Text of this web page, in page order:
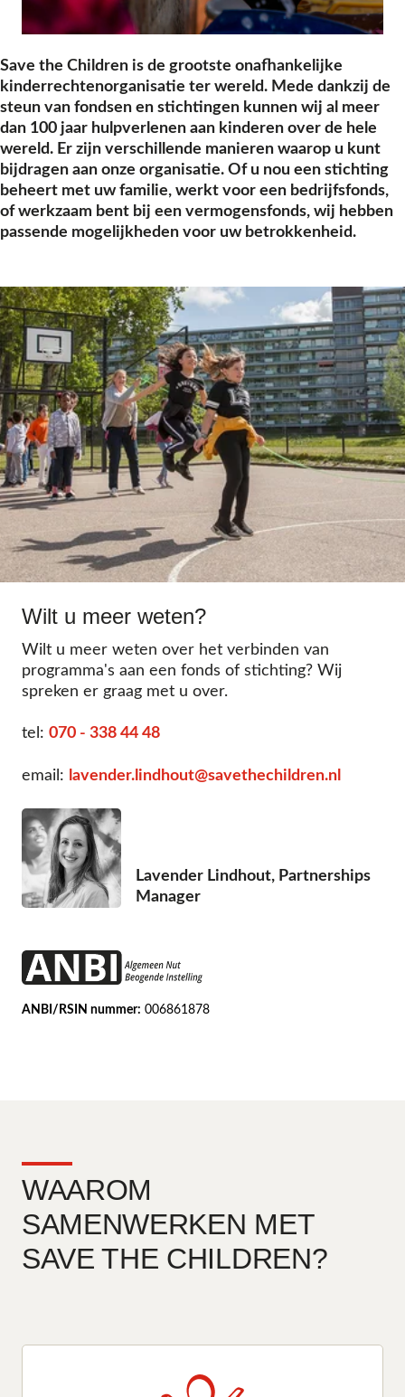
Save the Children is de grootste onafhankelijke
kinderrechtenorganisatie ter wereld. Mede dankzij de
steun van fondsen en stichtingen kunnen wij al meer
dan 100 jaar hulpverlenen aan kinderen over de hele
wereld. Er zijn verschillende manieren waarop u kunt
bijdragen aan onze organisatie. Of u nou een stichting
beheert met uw familie, werkt voor een bedrijfsfonds,
of werkzaam bent bij een vermogensfonds, wij hebben
passende mogelijkheden voor uw betrokkenheid.
Wilt u meer weten?
Wilt u meer weten over het verbinden van
programma's aan een fonds of stichting? Wij
spreken er graag met u over.
tel: 070 - 338 44 48
email: lavender.lindhout@​savethechildren.nl
Lavender Lindhout, Partnerships
Manager
ANBI/RSIN nummer: 006861878
WAAROM
SAMENWERKEN MET
SAVE THE CHILDREN?